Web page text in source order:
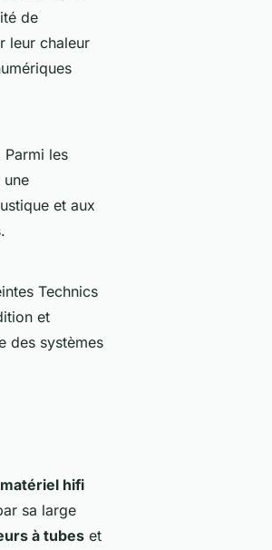
de
leur chaleur
Parmi les
et aux
Technics
et
des systèmes
matériel hifi
sa large
à tubes et